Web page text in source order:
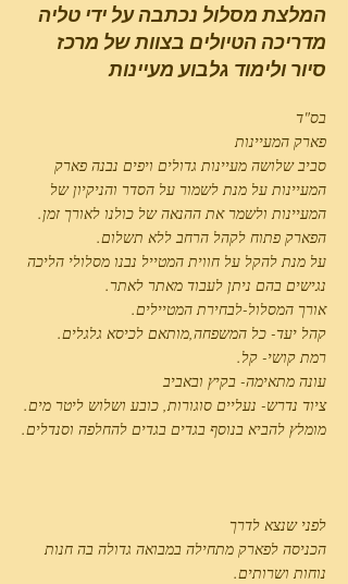
המלצת מסלול נכתבה על ידי טליה
מדריכה הטיולים בצוות של מרכז
סיור ולימוד גלבוע מעיינות
בס"ד
פארק המעיינות
סביב שלושה מעיינות גדולים ויפים נבנה פארק
המעיינות על מנת לשמור על הסדר והניקיון של
המעיינות ולשמר את ההנאה של כולנו לאורך זמן.
הפארק פתוח לקהל הרחב ללא תשלום.
על מנת להקל על חווית המטייל נבנו מסלולי הליכה
נגישים בהם ניתן לעבוד מאתר לאתר.
אורך המסלול-לבחירת המטיילים.
קהל יעד- כל המשפחה,מותאם לכיסא גלגלים.
רמת קושי- קל.
עונה מתאימה- בקיץ ובאביב
ציוד נדרש- נעליים סוגורות, כובע ושלוש ליטר מים.
מומלץ להביא בנוסף בגדים בגדים להחלפה וסנדלים.
לפני שנצא לדרך
הכניסה לפארק מתחילה במבואה גדולה בה חנות
נוחות ושרותים.